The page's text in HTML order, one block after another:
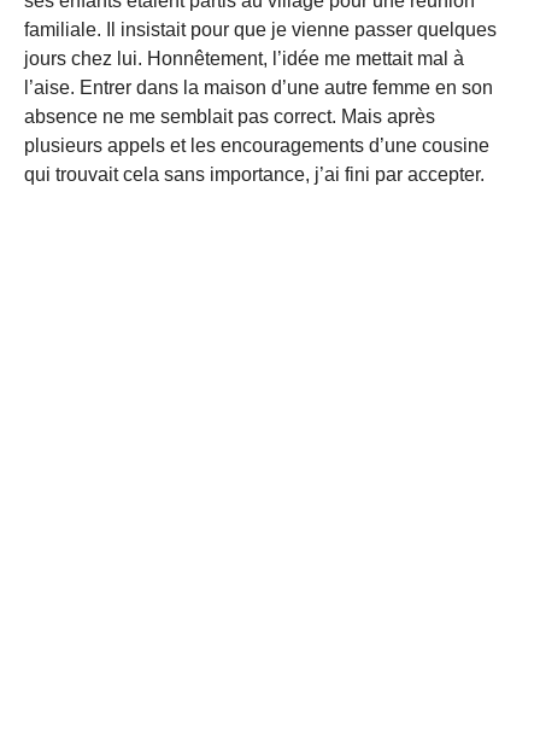
familiale. Il insistait pour que je vienne passer quelques
jours chez lui. Honnêtement, l’idée me mettait mal à
l’aise. Entrer dans la maison d’une autre femme en son
absence ne me semblait pas correct. Mais après
plusieurs appels et les encouragements d’une cousine
qui trouvait cela sans importance, j’ai fini par accepter.